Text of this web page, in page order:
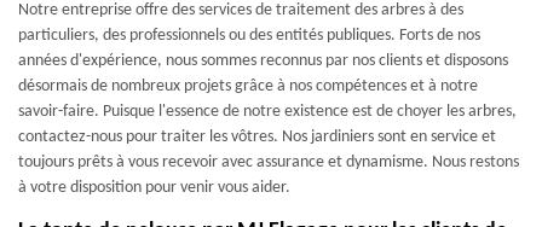
Notre entreprise offre des services de traitement des arbres à des
particuliers, des professionnels ou des entités publiques. Forts de nos
années d'expérience, nous sommes reconnus par nos clients et disposons
désormais de nombreux projets grâce à nos compétences et à notre
savoir-faire. Puisque l'essence de notre existence est de choyer les arbres,
contactez-nous pour traiter les vôtres. Nos jardiniers sont en service et
toujours prêts à vous recevoir avec assurance et dynamisme. Nous restons
à votre disposition pour venir vous aider.